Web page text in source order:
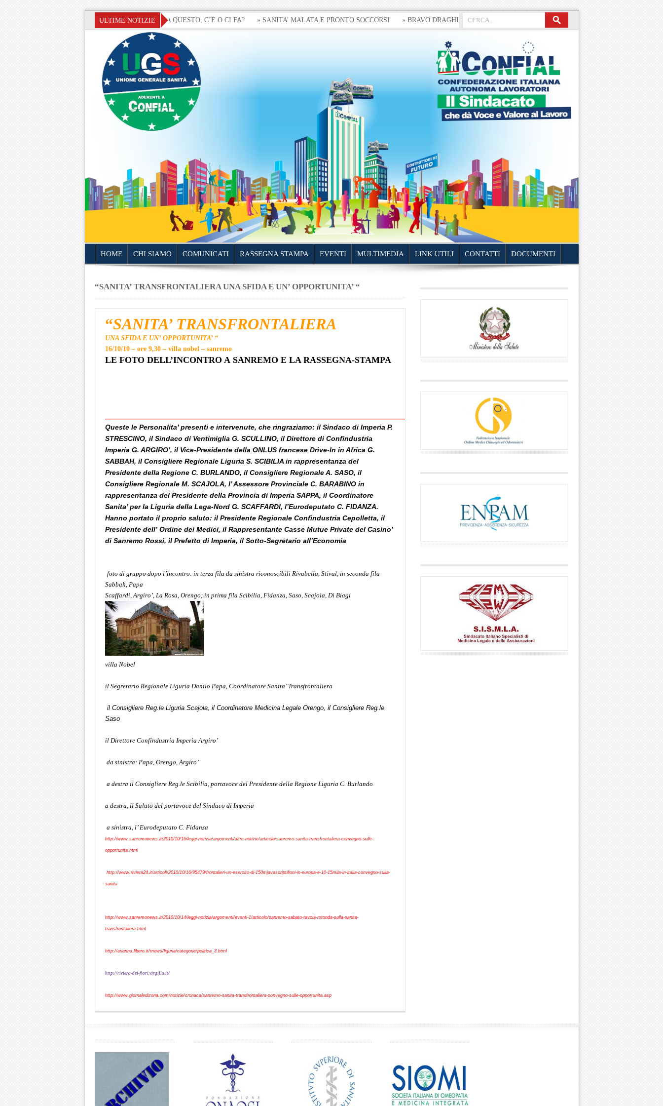
ULTIME NOTIZIE
» SANITA’ ED ECONOMIA AL COLLASSO, MA QUESTO, C’É O CI FA? » SANITA’ MALATA E PRONTO SOCCORSI » BRAVO DRAGHI, “SCIENZIATO” CHE DOVEVA SANARE L’ITALIA, CONTINUA COSI’…
HOME CHI SIAMO COMUNICATI RASSEGNA STAMPA EVENTI MULTIMEDIA LINK UTILI CONTATTI DOCUMENTI
“SANITA’ TRANSFRONTALIERA UNA SFIDA E UN’ OPPORTUNITA’ “
“SANITA’ TRANSFRONTALIERA
UNA SFIDA E UN’ OPPORTUNITA’ “
16/10/10 – ore 9,30 – villa nobel – sanremo
LE FOTO DELL’INCONTRO A SANREMO E LA RASSEGNA-STAMPA
___________________________________________________________________________________________
Queste le Personalita’ presenti e intervenute, che ringraziamo: il Sindaco di Imperia P.
STRESCINO, il Sindaco di Ventimiglia G. SCULLINO, il Direttore di Confindustria
Imperia G. ARGIRO’, il Vice-Presidente della ONLUS francese Drive-In in Africa G.
SABBAH, il Consigliere Regionale Liguria S. SCIBILIA in rappresentanza del
Presidente della Regione C. BURLANDO, il Consigliere Regionale A. SASO, il
Consigliere Regionale M. SCAJOLA, l’ Assessore Provinciale C. BARABINO in
rappresentanza del Presidente della Provincia di Imperia SAPPA, il Coordinatore
Sanita’ per la Liguria della Lega-Nord G. SCAFFARDI, l’Eurodeputato C. FIDANZA.
Hanno portato il proprio saluto: il Presidente Regionale Confindustria Cepolletta, il
Presidente dell’ Ordine dei Medici, il Rappresentante Casse Mutue Private del Casino’
di Sanremo Rossi, il Prefetto di Imperia, il Sotto-Segretario all’Economia
foto di gruppo dopo l’incontro: in terza fila da sinistra riconoscibili Rivabella, Stival, in seconda fila
Sabbah, Papa
Scaffardi, Argiro’, La Rosa, Orengo; in prima fila Scibilia, Fidanza, Saso, Scajola, Di Biagi
villa Nobel
il Segretario Regionale Liguria Danilo Papa, Coordinatore Sanita’ Transfrontaliera
il Consigliere Reg.le Liguria Scajola, il Coordinatore Medicina Legale Orengo, il Consigliere Reg.le
Saso
il Direttore Confindustria Imperia Argiro’
da sinistra: Papa, Orengo, Argiro’
a destra il Consigliere Reg.le Scibilia, portavoce del Presidente della Regione Liguria C. Burlando
a destra, il Saluto del portavoce del Sindaco di Imperia
a sinistra, l’ Eurodeputato C. Fidanza
http://www.sanremonews.it/2010/10/16/leggi-notizia/argomenti/altre-notizie/articolo/sanremo-sanita-transfrontaliera-convegno-sulle-
opportunita.html
http://www.riviera24.it/articoli/2010/10/16/95479/frontalieri-un-esercito-di-150mjavascriptilioni-in-europa-e-10-15mila-in-italia-convegno-sulla-
sanita
http://www.sanremonews.it/2010/10/14/leggi-notizia/argomenti/eventi-1/articolo/sanremo-sabato-tavola-rotonda-sulla-sanita-
transfrontaliera.html
http://arianna.libero.it/rnews/liguria/categorie/politica_3.html
http://riviera-dei-fiori.virgilio.it/
http://www.giornaledizona.com/notizie/cronaca/sanremo-sanita-transfrontaliera-convegno-sulle-opportunita.asp